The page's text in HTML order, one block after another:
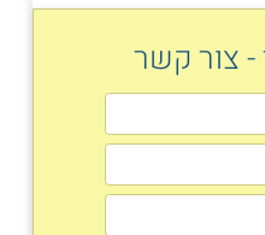
- צור קשר